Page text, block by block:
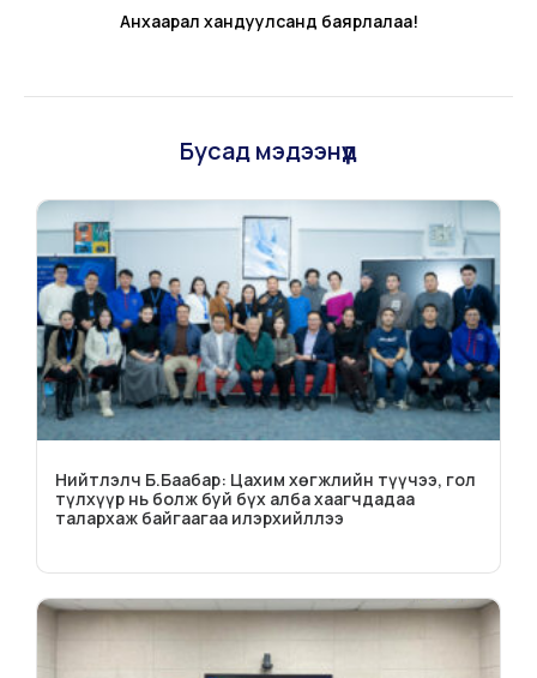
Анхаарал хандуулсанд баярлалаа!
Бусад мэдээнүүд
Нийтлэлч Б.Баабар: Цахим хөгжлийн түүчээ, гол
түлхүүр нь болж буй бүх алба хаагчдадаа
талархаж байгаагаа илэрхийллээ